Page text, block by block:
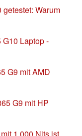
Warum
Laptop -
G9 mit AMD
G9 mit HP